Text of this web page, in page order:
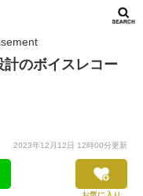
のボイスレコー
2023年12月12日 12時00分更新